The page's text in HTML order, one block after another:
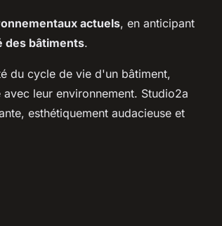
actuels, en anticipant
des bâtiments.
du cycle de vie d'un bâtiment,
leur environnement. Studio2a
esthétiquement audacieuse et